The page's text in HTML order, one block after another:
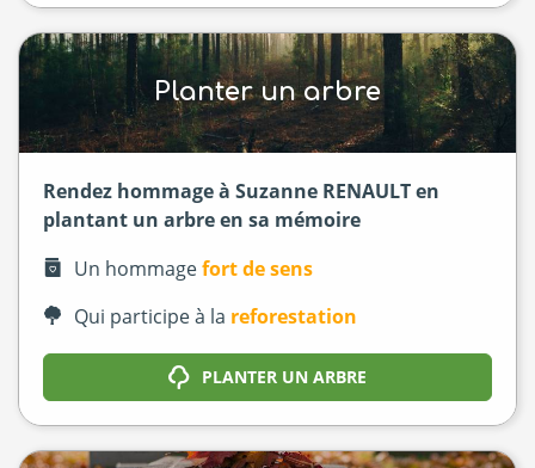
Planter un arbre
Rendez hommage à Suzanne RENAULT en
plantant un arbre en sa mémoire
Un hommagefort de sens
Qui participe à la reforestation
PLANTER UN ARBRE